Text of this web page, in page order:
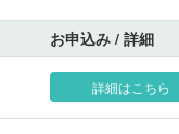
お申込み / 詳細
詳細はこちら